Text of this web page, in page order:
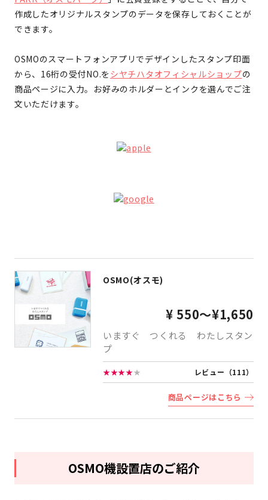
作成したオリジナルスタンプのデータを保存しておくことが
できます。
OSMOのスマートフォンアプリでデザインしたスタンプ印面
から、16桁の受付NO.をシヤチハタオフィシャルショップの
商品ページに入力。お好みのホルダーとインクを選んでご注
文いただけます。
OSMO(オスモ)
¥ 550～¥1,650
いますぐ つくれる わたしスタン
プ
★★★★★ レビュー（111）
商品ページはこちら
OSMO機設置店のご紹介